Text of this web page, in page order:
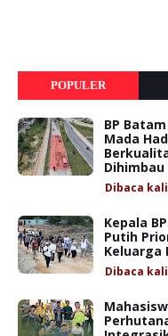
POPULER
BP
Mada
Dibaca kali
Kepala
Putih
Keluarga
Dibaca kali